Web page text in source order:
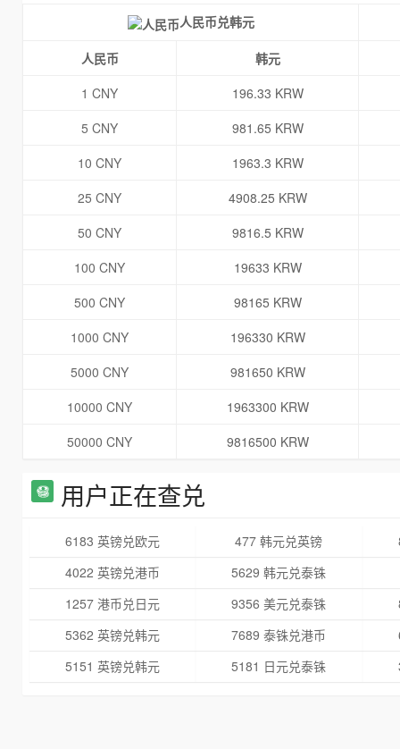
人民币兑韩元
人民币
韩元
1 CNY
196.33 KRW
5 CNY
981.65 KRW
10 CNY
1963.3 KRW
25 CNY
4908.25 KRW
50 CNY
9816.5 KRW
100 CNY
19633 KRW
500 CNY
98165 KRW
1000 CNY
196330 KRW
5000 CNY
981650 KRW
10000 CNY
1963300 KRW
50000 CNY
9816500 KRW
用户正在查兑
6183 英镑兑欧元 477 韩元兑英镑
4022 英镑兑港币
5629 韩元兑泰铢
1257 港币兑日元
9356 美元兑泰铢
5362 英镑兑韩元
7689 泰铢兑港币
5151 英镑兑韩元
5181 日元兑泰铢